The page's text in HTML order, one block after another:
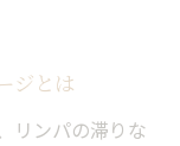
ジとは
リンパの滞りな